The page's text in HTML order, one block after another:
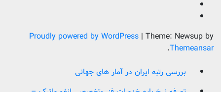
Proudly powered by WordPress | Theme: Newsup by
Themeansar
.
بررسی رتبه ایران در آمار های جهانی